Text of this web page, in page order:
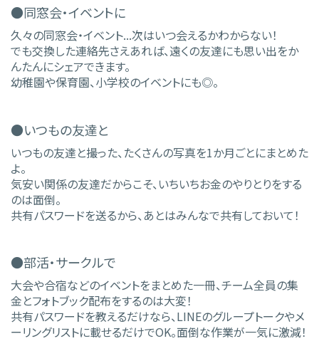
●同窓会・イベントに
久々の同窓会・イベント...次はいつ会えるかわからない！
でも交換した連絡先さえあれば、遠くの友達にも思い出をか
んたんにシェアできます。
幼稚園や保育園、小学校のイベントにも◎。
●いつもの友達と
いつもの友達と撮った、たくさんの写真を1か月ごとにまとめた
よ。
気安い関係の友達だからこそ、いちいちお金のやりとりをする
のは面倒。
共有パスワードを送るから、あとはみんなで共有しておいて！
●部活・サークルで
大会や合宿などのイベントをまとめた一冊、チーム全員の集
金とフォトブック配布をするのは大変！
共有パスワードを教えるだけなら、LINEのグループトークやメ
ーリングリストに載せるだけでOK。面倒な作業が一気に激減！